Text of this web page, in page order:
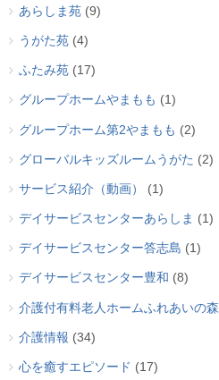
あらしま苑 (9)
うがた苑 (4)
ふたみ苑 (17)
グループホームやまもも (1)
グループホーム第2やまもも (2)
グローバルキッズルームうがた (2)
サービス紹介（動画） (1)
デイサービスセンターあらしま (1)
デイサービスセンター答志島 (1)
デイサービスセンター豊和 (8)
介護付有料老人ホームふれあいの森
介護情報 (34)
心を癒すエピソード (17)